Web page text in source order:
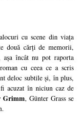
cu scene din viața
două cărți de memorii,
așa încât nu pot raporta
cu ceea ce a scris
deloc subtile și, în plus,
acuzat în niciun caz de
Grimm, Günter Grass se